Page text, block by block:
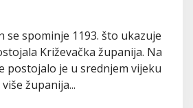
se spominje 1193. što ukazuje
Križevačka županija. Na
postojalo je u srednjem vijeku
više županija...